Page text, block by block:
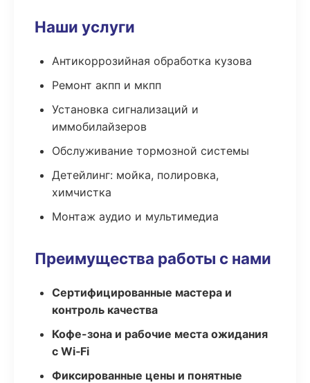
Наши услуги
Антикоррозийная обработка кузова
Ремонт акпп и мкпп
Установка сигнализаций и
иммобилайзеров
Обслуживание тормозной системы
Детейлинг: мойка, полировка,
химчистка
Монтаж аудио и мультимедиа
Преимущества работы с нами
Сертифицированные мастера и
контроль качества
Кофе-зона и рабочие места ожидания
с Wi‑Fi
Фиксированные цены и понятные